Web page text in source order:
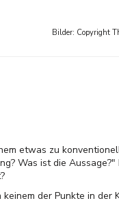
Bilder: Copyright
etwas zu
Was ist die Aussage?"
der Punkte in der